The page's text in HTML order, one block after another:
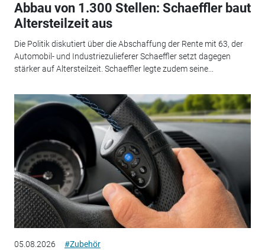
Abbau von 1.300 Stellen: Schaeffler baut
Altersteilzeit aus
Die Politik diskutiert über die Abschaffung der Rente mit 63, der
Automobil- und Industriezulieferer Schaeffler setzt dagegen
stärker auf Altersteilzeit. Schaeffler legte zudem seine...
05.08.2026 #Zubehör